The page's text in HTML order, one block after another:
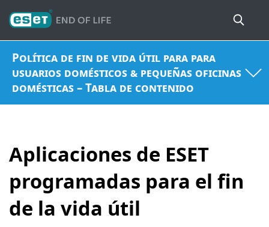
Política de fin de vida útil para para
usuarios domésticos & pequeñas oficinas
domésticas – Tabla de contenido
Aplicaciones de ESET
programadas para el fin
de la vida útil